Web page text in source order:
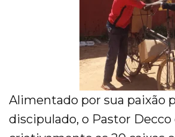
Alimentado por sua paixão
discipulado, o Pastor